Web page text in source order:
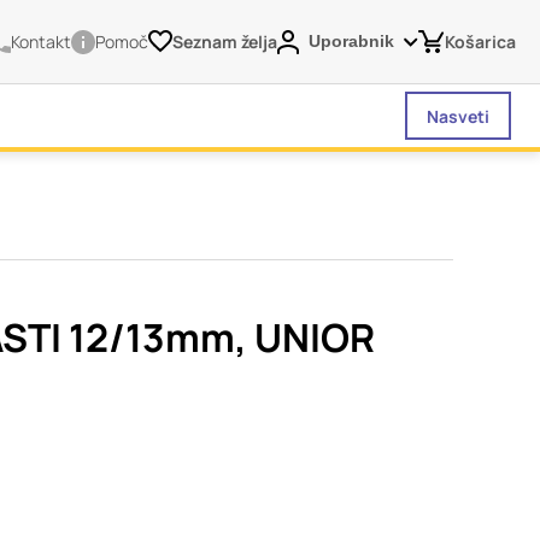
Kontakt Pomoč Seznam želja Uporabnik Košarica
Nasveti
12/13mm, UNIOR
brskalnika,
ne
uporabniško
na vašo uporabo
Običajno